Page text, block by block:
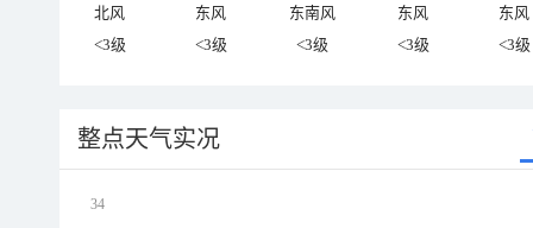
北风 东风 东南风 东风
东风
<3级
<3级 <3级 <3级 <3级
整点天气实况
34